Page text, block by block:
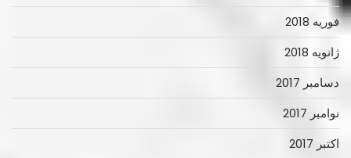
فوریه 2018
ژانویه 2018
دسامبر 2017
نوامبر 2017
اکتبر 2017